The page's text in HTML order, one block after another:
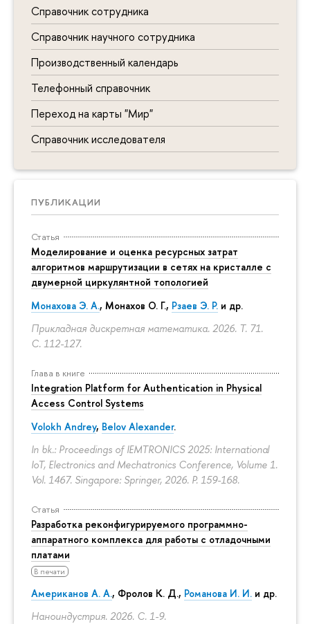
Справочник сотрудника
Справочник научного сотрудника
Производственный календарь
Телефонный справочник
Переход на карты "Мир"
Справочник исследователя
ПУБЛИКАЦИИ
Статья
Моделирование и оценка ресурсных затрат
алгоритмов маршрутизации в сетях на кристалле с
двумерной циркулянтной топологией
Монахова Э. А., Монахов О. Г., Рзаев Э. Р. и др.
Прикладная дискретная математика. 2026. Т. 71.
С. 112-127.
Глава в книге
Integration Platform for Authentication in Physical
Access Control Systems
Volokh Andrey, Belov Alexander.
In bk.: Proceedings of IEMTRONICS 2025: International
IoT, Electronics and Mechatronics Conference, Volume 1.
Vol. 1467. Singapore: Springer, 2026. P. 159-168.
Статья
Разработка реконфигурируемого программно-
аппаратного комплекса для работы с отладочными
платами
В печати
Американов А. А., Фролов К. Д., Романова И. И. и др.
Наноиндустрия. 2026. С. 1-9.